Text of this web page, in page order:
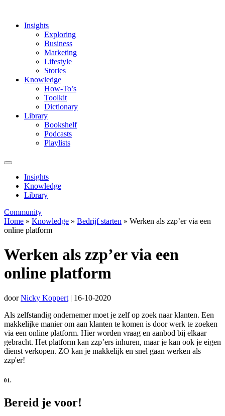
Insights
Exploring
Business
Marketing
Lifestyle
Stories
Knowledge
How-To’s
Toolkit
Dictionary
Library
Bookshelf
Podcasts
Playlists
Insights
Knowledge
Library
Community
Home » Knowledge » Bedrijf starten » Werken als zzp’er via een
online platform
Werken als zzp’er via een
online platform
doorNicky Koppert | 16-10-2020
Als zelfstandig ondernemer moet je zelf op zoek naar klanten. Een
makkelijke manier om aan klanten te komen is door werk te zoeken
via een online platform. Hier worden vraag en aanbod bij elkaar
gebracht. Het platform kan zzp’ers inhuren, maar je kan ook je eigen
dienst verkopen. ZO kan je makkelijk en snel gaan werken als
zzp'er!
01.
Bereid je voor!